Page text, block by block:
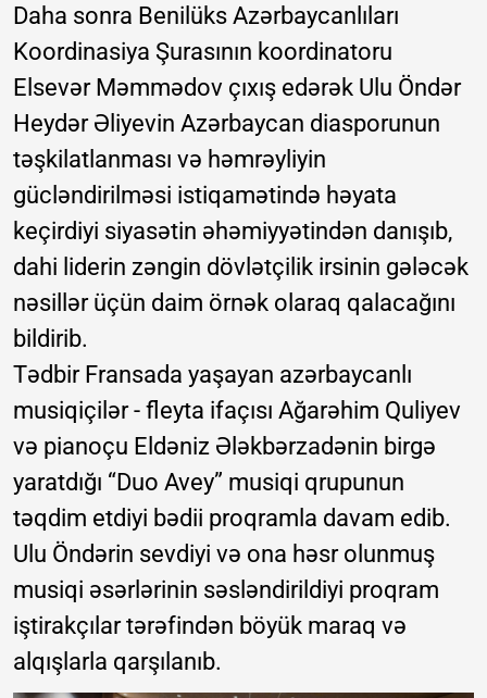
Daha sonra Benilüks Azərbaycanlıları
Koordinasiya Şurasının koordinatoru
Elsevər Məmmədov çıxış edərək Ulu Öndər
Heydər Əliyevin Azərbaycan diasporunun
təşkilatlanması və həmrəyliyin
gücləndirilməsi istiqamətində həyata
keçirdiyi siyasətin əhəmiyyətindən danışıb,
dahi liderin zəngin dövlətçilik irsinin gələcək
nəsillər üçün daim örnək olaraq qalacağını
bildirib.
Tədbir Fransada yaşayan azərbaycanlı
musiqiçilər - fleyta ifaçısı Ağarəhim Quliyev
və pianoçu Eldəniz Ələkbərzadənin birgə
yaratdığı “Duo Avey” musiqi qrupunun
təqdim etdiyi bədii proqramla davam edib.
Ulu Öndərin sevdiyi və ona həsr olunmuş
musiqi əsərlərinin səsləndirildiyi proqram
iştirakçılar tərəfindən böyük maraq və
alqışlarla qarşılanıb.